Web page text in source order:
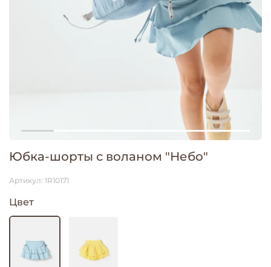
Юбка-шорты с воланом "Небо"
Артикул: 1R10171
Цвет